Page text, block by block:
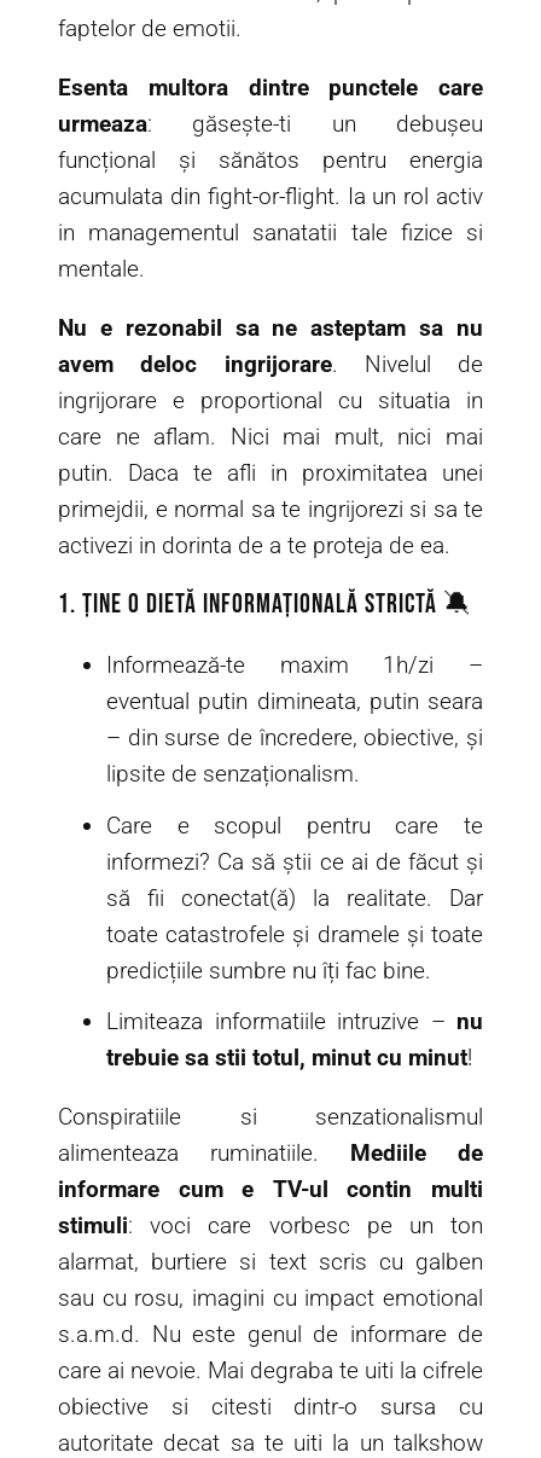
faptelor de emotii.
Esenta multora dintre punctele care
urmeaza: găsește-ti un debușeu
funcțional și sănătos pentru energia
acumulata din fight-or-flight. Ia un rol activ
in managementul sanatatii tale fizice si
mentale.
Nu e rezonabil sa ne asteptam sa nu
avem deloc ingrijorare. Nivelul de
ingrijorare e proportional cu situatia in
care ne aflam. Nici mai mult, nici mai
putin. Daca te afli in proximitatea unei
primejdii, e normal sa te ingrijorezi si sa te
activezi in dorinta de a te proteja de ea.
1. Ține o dietă informațională strictă 🔕
Informează-te maxim 1h/zi –
eventual putin dimineata, putin seara
– din surse de încredere, obiective, și
lipsite de senzaționalism.
Care e scopul pentru care te
informezi? Ca să știi ce ai de făcut și
să fii conectat(ă) la realitate. Dar
toate catastrofele și dramele și toate
predicțiile sumbre nu îți fac bine.
Limiteaza informatiile intruzive – nu
trebuie sa stii totul, minut cu minut!
Conspiratiile si senzationalismul
alimenteaza ruminatiile. Mediile de
informare cum e TV-ul contin multi
stimuli: voci care vorbesc pe un ton
alarmat, burtiere si text scris cu galben
sau cu rosu, imagini cu impact emotional
s.a.m.d. Nu este genul de informare de
care ai nevoie. Mai degraba te uiti la cifrele
obiective si citesti dintr-o sursa cu
autoritate decat sa te uiti la un talkshow